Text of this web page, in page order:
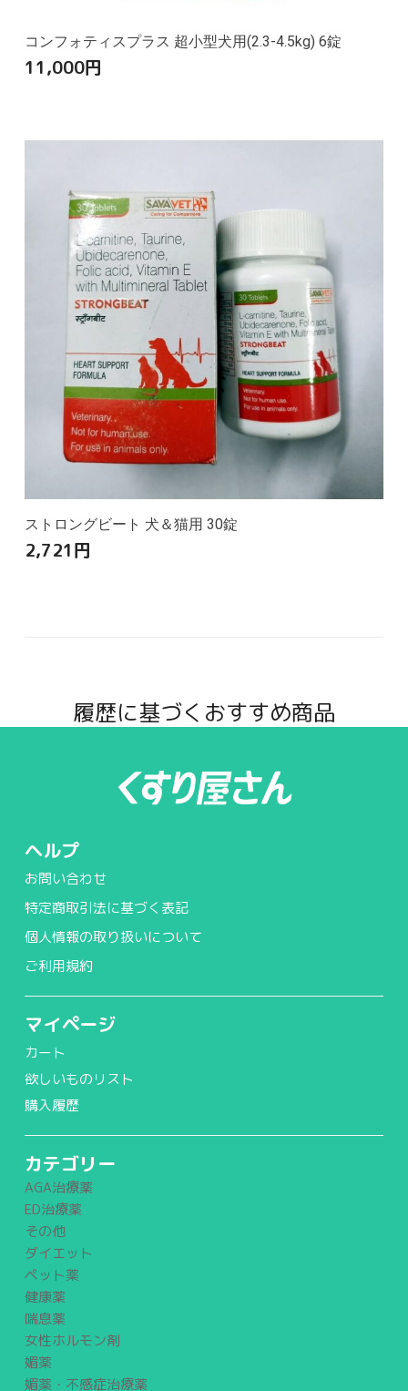
コンフォティスプラス 超小型犬用(2.3-4.5kg) 6錠
11,000円
ストロングビート 犬＆猫用 30錠
2,721円
履歴に基づくおすすめ商品
ヘルプ
お問い合わせ
特定商取引法に基づく表記
個人情報の取り扱いについて
ご利用規約
マイページ
カート
欲しいものリスト
購入履歴
カテゴリー
AGA治療薬
ED治療薬
その他
ダイエット
ペット薬
健康薬
喘息薬
女性ホルモン剤
媚薬
媚薬・不感症治療薬